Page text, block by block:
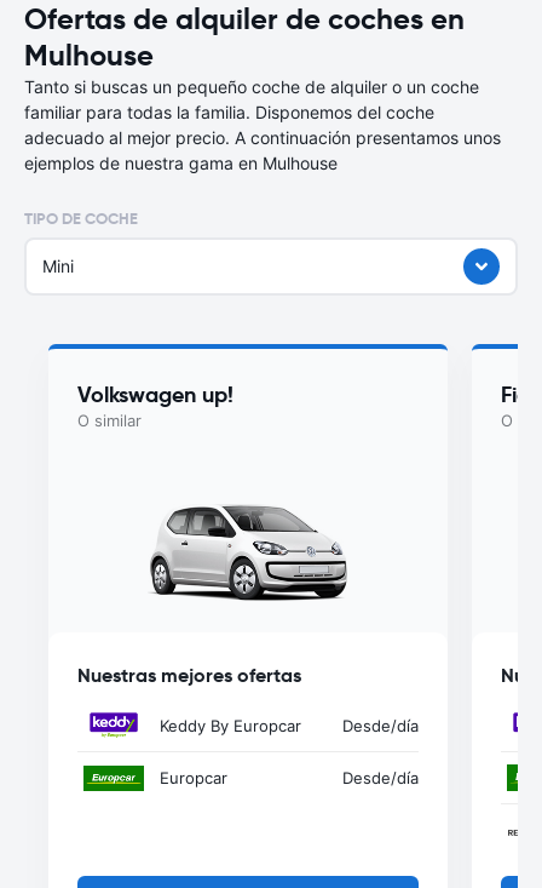
Ofertas de alquiler de coches en
Mulhouse
Tanto si buscas un pequeño coche de alquiler o un coche
familiar para todas la familia. Disponemos del coche
adecuado al mejor precio. A continuación presentamos unos
ejemplos de nuestra gama en Mulhouse
TIPO DE COCHE
Mini
Volkswagen up!
O similar
Nuestras mejores ofertas
Keddy By Europcar Desde/día
Europcar Desde/día
O